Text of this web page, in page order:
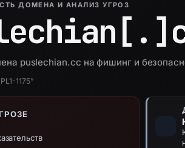
ДОМЕНА И АНАЛИЗ УГРОЗ
puslechian.cc на фишинг и
1175”